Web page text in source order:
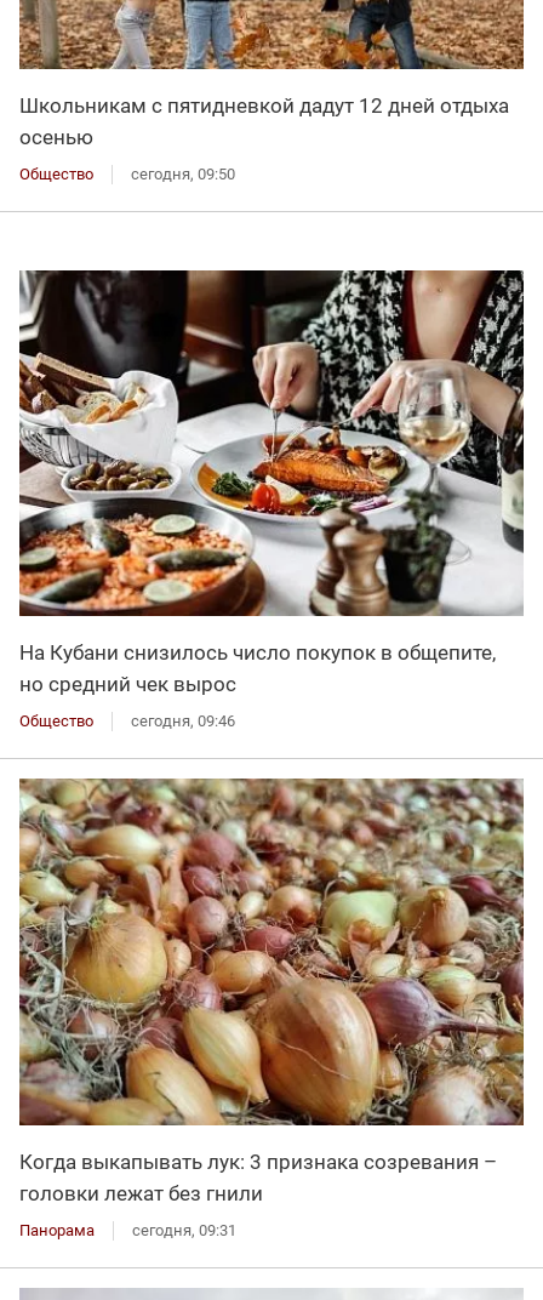
Школьникам с пятидневкой дадут 12 дней отдыха
осенью
Общество сегодня, 09:50
На Кубани снизилось число покупок в общепите,
но средний чек вырос
Общество сегодня, 09:46
Когда выкапывать лук: 3 признака созревания –
головки лежат без гнили
Панорама сегодня, 09:31